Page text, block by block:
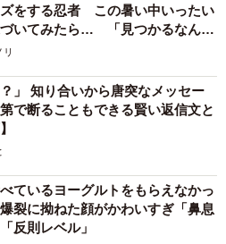
をする忍者 この暑い中いったい
いてみたら… 「見つかるなんて
？」 知り合いから唐突なメッセー
で断ることもできる賢い返信文と
ているヨーグルトをもらえなかっ
裂に拗ねた顔がかわいすぎ「鼻息
反則レベル」